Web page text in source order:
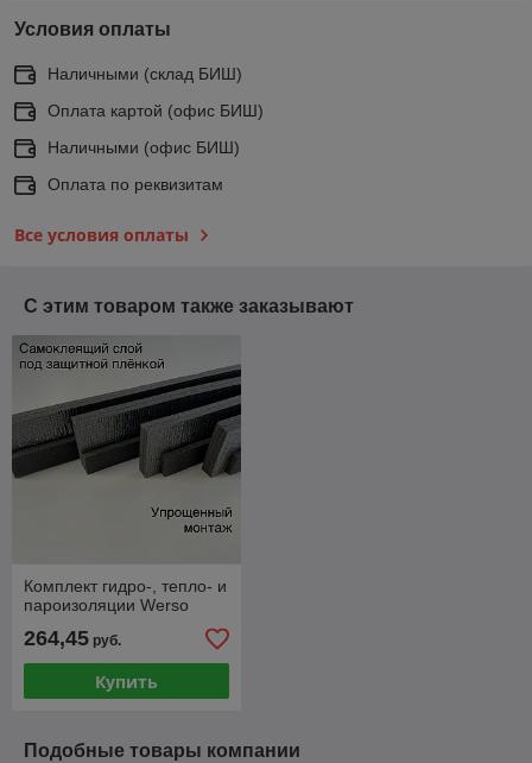
Условия оплаты
Наличными (склад БИШ)
Оплата картой (офис БИШ)
Наличными (офис БИШ)
Оплата по реквизитам
Все условия оплаты
С этим товаром также заказывают
Комплект гидро-, тепло- и
пароизоляции Werso
264,45 руб.
Купить
Подобные товары компании